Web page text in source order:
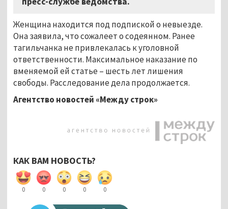
Женщина находится под подпиской о невыезде.
Она заявила, что сожалеет о содеянном. Ранее
тагильчанка не привлекалась к уголовной
ответственности. Максимальное наказание по
вменяемой ей статье – шесть лет лишения
свободы. Расследование дела продолжается.
Агентство новостей «Между строк»
КАК ВАМ НОВОСТЬ?
0 0 0 0 0